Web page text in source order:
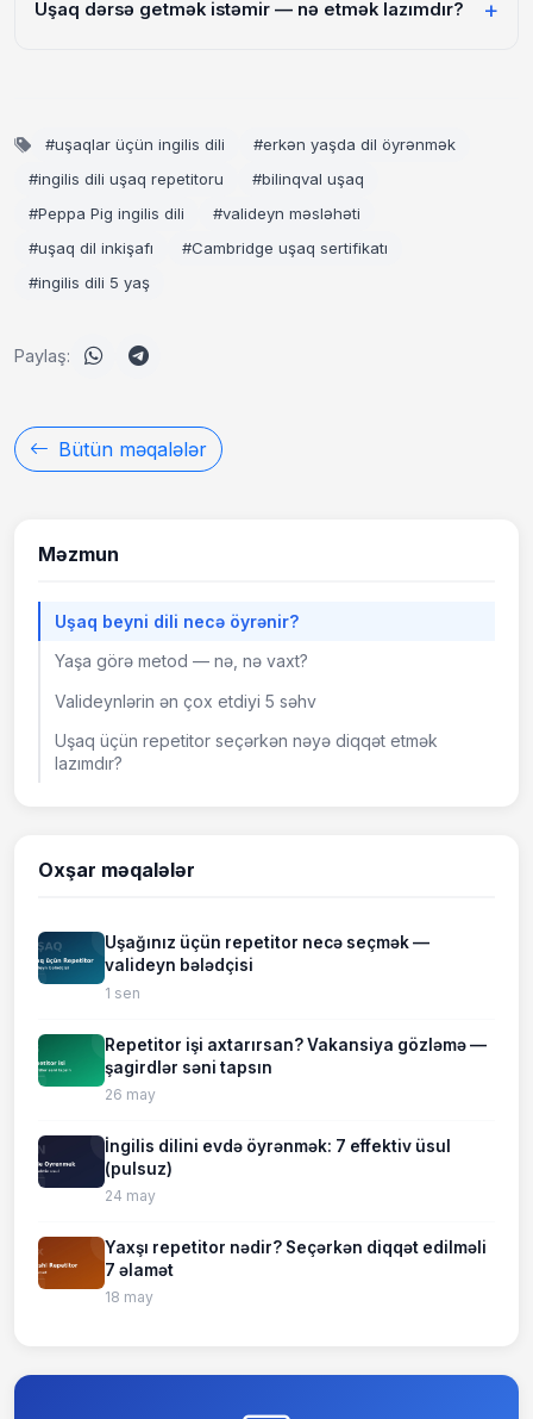
Schools — 14–15 yaşdan. Azərbaycanda bu sertifikatlar
Uşaq dərsə getmək istəmir — nə etmək lazımdır?
müəyyənləş — "ingilis dilini bildikdə hansı filmi
anlayacaqsan?" motivasiya yaradır.
#uşaqlar üçün ingilis dili
#erkən yaşda dil öyrənmək
#ingilis dili uşaq repetitoru
#bilinqval uşaq
#Peppa Pig ingilis dili
#valideyn məsləhəti
#uşaq dil inkişafı
#Cambridge uşaq sertifikatı
#ingilis dili 5 yaş
Paylaş:
Bütün məqalələr
Məzmun
Uşaq beyni dili necə öyrənir?
Yaşa görə metod — nə, nə vaxt?
Valideynlərin ən çox etdiyi 5 səhv
Uşaq üçün repetitor seçərkən nəyə diqqət etmək
lazımdır?
Oxşar məqalələr
Uşağınız üçün repetitor necə seçmək —
valideyn bələdçisi
1 sen
Repetitor işi axtarırsan? Vakansiya gözləmə —
şagirdlər səni tapsın
26 may
İngilis dilini evdə öyrənmək: 7 effektiv üsul
(pulsuz)
24 may
Yaxşı repetitor nədir? Seçərkən diqqət edilməli
7 əlamət
18 may